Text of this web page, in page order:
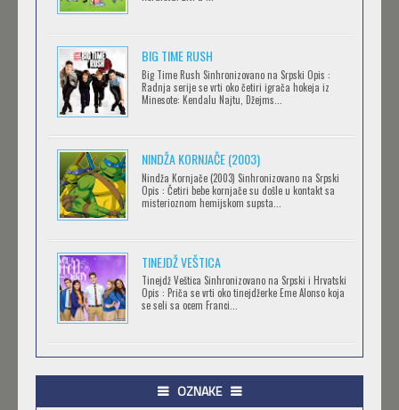
CLEAN FREAK! AOYAMA-KUN
Feb 12 2023 |Gledaj »
RECORD OF RAGNAROK
Feb 11 2023 |Gledaj »
TORADORA
Feb 11 2023 |Gledaj »
TRIGUN STAMPEDE
Feb 11 2023 |Gledaj »
BIG TIME RUSH
Big Time Rush Sinhronizovano na Srpski Opis :
Radnja serije se vrti oko četiri igrača hokeja iz
Minesote: Kendalu Najtu, Džejms...
NINDŽA KORNJAČE (2003)
Nindža Kornjače (2003) Sinhronizovano na Srpski
Opis : Četiri bebe kornjače su došle u kontakt sa
misterioznom hemijskom supsta...
TINEJDŽ VEŠTICA
Tinejdž Veštica Sinhronizovano na Srpski i Hrvatski
Opis : Priča se vrti oko tinejdžerke Eme Alonso koja
se seli sa ocem Franci...
OZNAKE